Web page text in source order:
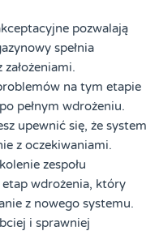
pozwalają
spełnia
na tym etapie
pełnym wdrożeniu.
upewnić się, że system
z oczekiwaniami.
zespołu
wdrożenia, który
z nowego systemu.
i sprawniej